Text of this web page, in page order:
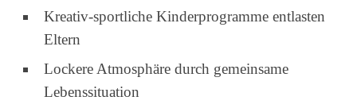
Kreativ-sportliche Kinderprogramme entlasten
Eltern
Lockere Atmosphäre durch gemeinsame
Lebenssituation